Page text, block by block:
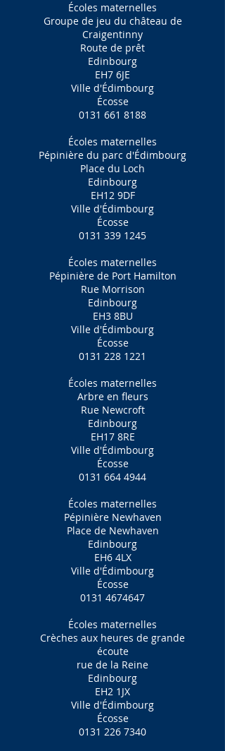
Écoles maternelles
Groupe de jeu du château de
Craigentinny
Route de prêt
Edinbourg
EH7 6JE
Ville d'Édimbourg
Écosse
0131 661 8188
Écoles maternelles
Pépinière du parc d'Édimbourg
Place du Loch
Edinbourg
EH12 9DF
Ville d'Édimbourg
Écosse
0131 339 1245
Écoles maternelles
Pépinière de Port Hamilton
Rue Morrison
Edinbourg
EH3 8BU
Ville d'Édimbourg
Écosse
0131 228 1221
Écoles maternelles
Arbre en fleurs
Rue Newcroft
Edinbourg
EH17 8RE
Ville d'Édimbourg
Écosse
0131 664 4944
Écoles maternelles
Pépinière Newhaven
Place de Newhaven
Edinbourg
EH6 4LX
Ville d'Édimbourg
Écosse
0131 4674647
Écoles maternelles
Crèches aux heures de grande
écoute
rue de la Reine
Edinbourg
EH2 1JX
Ville d'Édimbourg
Écosse
0131 226 7340